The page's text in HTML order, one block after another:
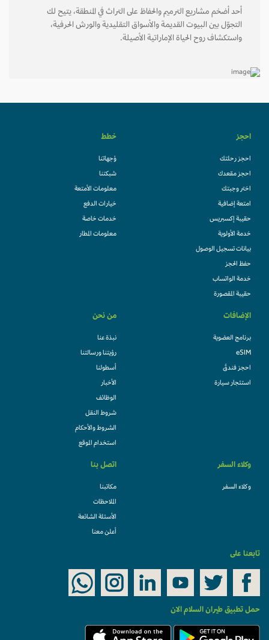
أحد أضخم مشاريع الترميم والحفاظ على التراث في المنطقة، يتيح لك
التجوّل بين البيوت القديمة والأسواق التقليدية والورش الحرفية،
واستكشاف روح الحياة الإماراتية الأصيلة.
احجز
احجز رحلتك
احجز مقعدك
اختر وجبتك
امتعة إضافية
حقيبة إكسبريس
خدمة الأولوية
بيانات تسجيل الوصول
حفظ الحجز
خدمة الواتساب
حقيبة المقصورة
خطط
وُجهاتنا
شبكتنا
معلومات الأمتعة
خيارات الدفع
خدمات خاصة
معلومات المطار
الإضافات
برنامج العضوية
eSIM
احجز فندقً
استئجار سيارة
من نحن
نبذة عنا
رؤيتنا ورسالتنا
أسطولنا
الأخبار
الوظائف
شروط النقل
الشروط والأحكام
استخدام الموقع
وكلاء السفر
وكلاء السفر
اتصل بنا
مكاتبنا
الملاحظات
الأسئلة الشائعة
أعلن معنا
تابعنا على
حمل تطبيق طيران السلام الان